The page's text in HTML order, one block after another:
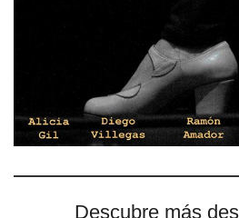
Descubre más